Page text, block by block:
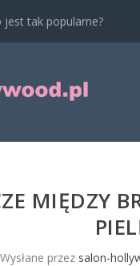
tak popularne?
MIĘDZY
Wysłane przez salon-